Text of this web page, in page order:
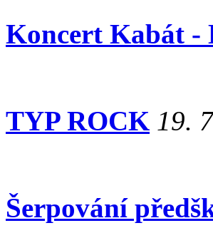
Koncert Kabát -
TYP ROCK 19.
Šerpování